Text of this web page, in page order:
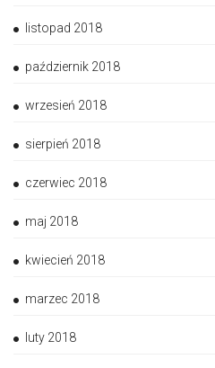
listopad 2018
październik 2018
wrzesień 2018
sierpień 2018
czerwiec 2018
maj 2018
kwiecień 2018
marzec 2018
luty 2018